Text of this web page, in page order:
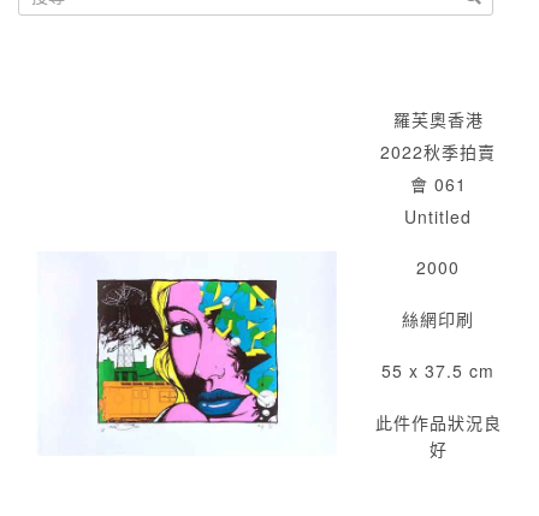
羅芙奧香港
2022秋季拍賣
會 061
Untitled
2000
絲網印刷
55 x 37.5 cm
此件作品狀況良
好